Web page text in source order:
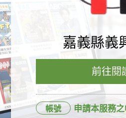
嘉義縣義
前往閱
帳號 申請本服務